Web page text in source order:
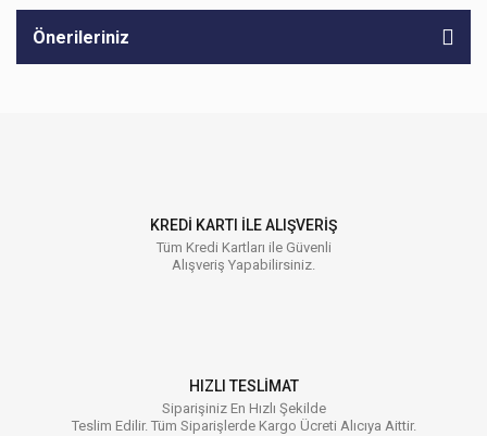
Önerileriniz
KREDİ KARTI İLE ALIŞVERİŞ
Tüm Kredi Kartları ile Güvenli
Alışveriş Yapabilirsiniz.
HIZLI TESLİMAT
Siparişiniz En Hızlı Şekilde
Teslim Edilir. Tüm Siparişlerde Kargo Ücreti Alıcıya Aittir.